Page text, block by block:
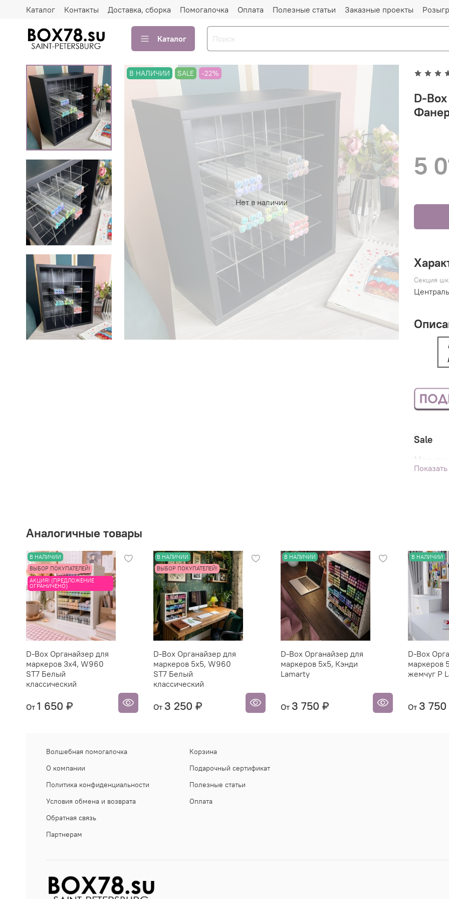
Каталог Контакты Доставка, сборка Помогалочка Оплата Полезные статьи Заказные проекты
Каталог
Нет в наличии
В НАЛИЧИИ SALE -22%
D-
5
Секция
Sale
Модули
Аналогичные товары
В НАЛИЧИИ
ВЫБОР ПОКУПАТЕЛЕЙ!
АКЦИЯ! (ПРЕДЛОЖЕНИЕ
ОГРАНИЧЕНО)
D-Box Органайзер для
маркеров 3х4, W960
ST7 Белый
классический
От 1 650 ₽
В НАЛИЧИИ
ВЫБОР ПОКУПАТЕЛЕЙ!
D-Box Органайзер для
маркеров 5х5, W960
ST7 Белый
классический
От 3 250 ₽
В НАЛИЧИИ
D-Box Органайзер для
маркеров 5х5, Кэнди
Lamarty
От 3 750 ₽
В НАЛИЧИИ
D-Box
маркеров
жемчуг P
От 3
Волшебная помогалочка
О компании
Политика конфиденциальности
Условия обмена и возврата
Обратная связь
Партнерам
Корзина
Подарочный сертификат
Полезные статьи
Оплата